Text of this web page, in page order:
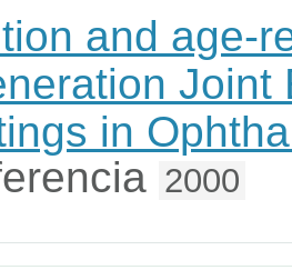
and age-
Joint
in
2000